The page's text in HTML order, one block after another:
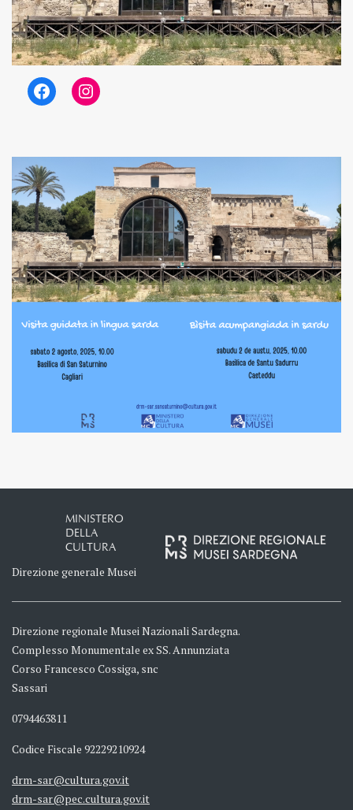
MINISTERO
DELLA
CULTURA
Direzione generale Musei
Direzione regionale Musei Nazionali Sardegna.
Complesso Monumentale ex SS. Annunziata
Corso Francesco Cossiga, snc
Sassari
0794463811
Codice Fiscale 92229210924
drm-sar@cultura.gov.it
drm-sar@pec.cultura.gov.it